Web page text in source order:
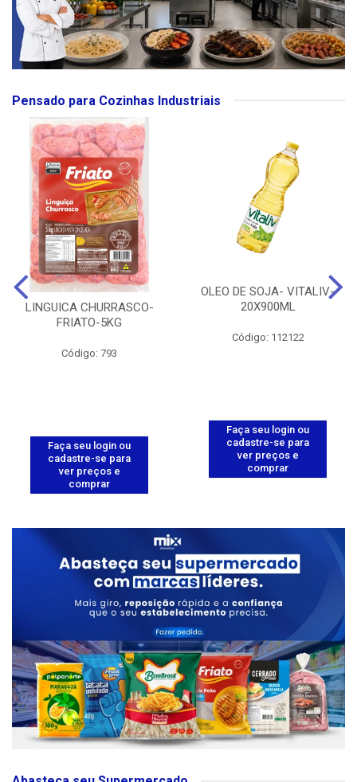
Pensado para Cozinhas Industriais
LINGUICA CHURRASCO-
FRIATO-5KG
Código: 793
Faça seu login ou
cadastre-se para
ver preços e
comprar
OLEO DE SOJA- VITALIV-
20X900ML
Código: 112122
Faça seu login ou
cadastre-se para
ver preços e
comprar